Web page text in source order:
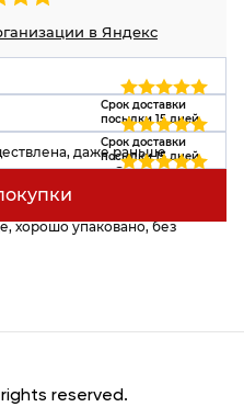
в Яндекс
Срок доставки
посылки 15 дней
даже раньше
в целостности. Сервисом
Срок доставки
посылки 15 дней
достаточно быстро.
и сохранности.
хорошо упаковано, без
reserved.